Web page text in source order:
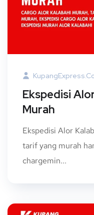
Ekspedisi
Murah
Ekspedisi Alor
tarif yang murah
chargemin...